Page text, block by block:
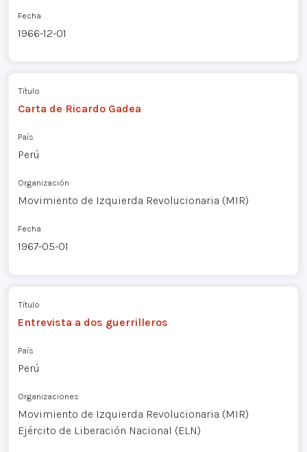
Fecha
1966-12-01
Título
Carta de Ricardo Gadea
País
Perú
Organización
Movimiento de Izquierda Revolucionaria (MIR)
Fecha
1967-05-01
Título
Entrevista a dos guerrilleros
País
Perú
Organizaciones
Movimiento de Izquierda Revolucionaria (MIR)
Ejército de Liberación Nacional (ELN)